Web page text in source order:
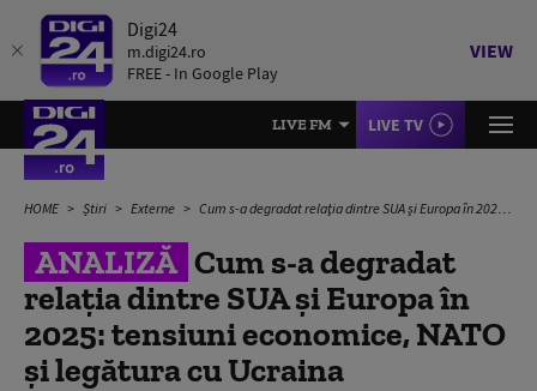
Digi24
m.digi24.ro
FREE - In Google Play
VIEW
LIVE FM LIVE TV
HOME Știri Externe Cum s-a degradat relaţia dintre SUA şi Europa în 2025: tensiuni economice, NATO şi legătura cu Ucraina
ANALIZĂ Cum s-a degradat
relaţia dintre SUA şi Europa în
2025: tensiuni economice, NATO
şi legătura cu Ucraina